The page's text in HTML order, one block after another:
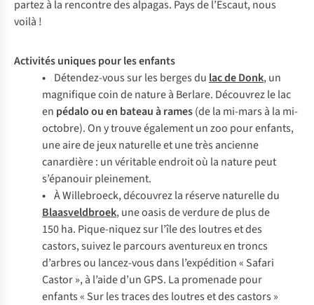
partez à la rencontre des alpagas. Pays de l’Escaut, nous
voilà !
Activités uniques pour les enfants
• Détendez-vous sur les berges du lac de Donk, un
magnifique coin de nature à Berlare. Découvrez le lac
en pédalo ou en bateau à rames(de la mi-mars à la mi-
octobre). On y trouve également un zoo pour enfants,
une aire de jeux naturelle et une très ancienne
canardière : un véritable endroit où la nature peut
s’épanouir pleinement.
• À Willebroeck, découvrez la réserve naturelle du
Blaasveldbroek, une oasis de verdure de plus de
150 ha. Pique-niquez sur l’île des loutres et des
castors, suivez le parcours aventureux en troncs
d’arbres ou lancez-vous dans l’expédition « Safari
Castor », à l’aide d’un GPS. La promenade pour
enfants « Sur les traces des loutres et des castors »